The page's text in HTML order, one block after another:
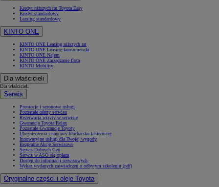
Kredyt niższych rat Toyota Easy
Kredyt standardowy
Leasing standardowy
KINTO ONE
KINTO ONE Leasing niższych rat
KINTO ONE Leasing konsumencki
KINTO ONE Najem
KINTO ONE Zarządzanie flotą
KINTO Mobility
Dla właścicieli
Dla właścicieli
Serwis
Promocje i sezonowe usługi
Pozostałe oferty serwisu
Rezerwacja wizyty w serwisie
Gwarancja Toyota Relax
Pozostałe Gwarancje Toyoty
Ubezpieczenia i naprawy blacharsko-lakiernicze
Innowacyjne usługi dla Twojej wygody
Bezpłatne Akcje Serwisowe
Serwis Dobrych Cen
Serwis w ASO się opłaca
Dostęp do informacji serwisowych
Wykaz wydanych zaświadczeń o odbytym szkoleniu (pdf)
Oryginalne części i oleje Toyota